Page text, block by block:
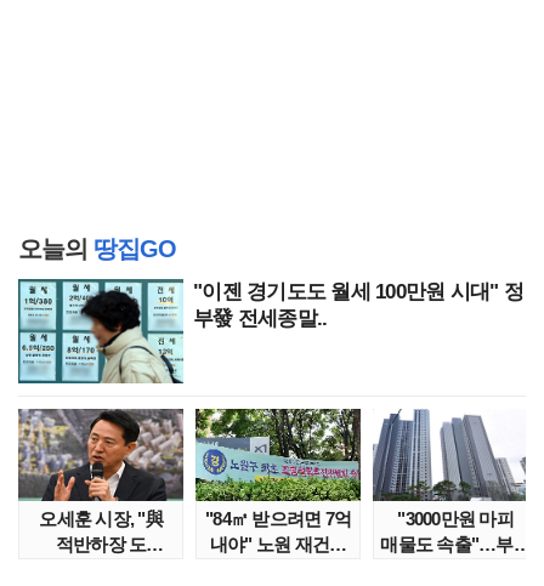
오늘의 땅집GO
"이젠 경기도도 월세 100만원 시대" 정
부發 전세종말..
오세훈 시장, "與
적반하장 도
"84㎡ 받으려면 7억
내야" 노원 재건축
"3000만원 마피
매물도 속출"…부산